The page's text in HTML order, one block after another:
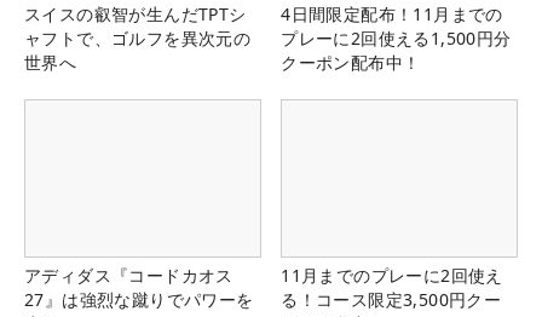
スイスの叡智が生んだTPTシ
ャフトで、ゴルフを異次元の
世界へ
4日間限定配布！11月までの
プレーに2回使える1,500円分
クーポン配布中！
アディダス『コードカオス
27』は強烈な蹴りでパワーを
11月までのプレーに2回使え
る！コース限定3,500円クー